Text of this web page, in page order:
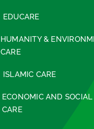
EDUCARE
HUMANITY &
CARE
ISLAMIC CARE
ECONOMIC AND SOCIAL
CARE